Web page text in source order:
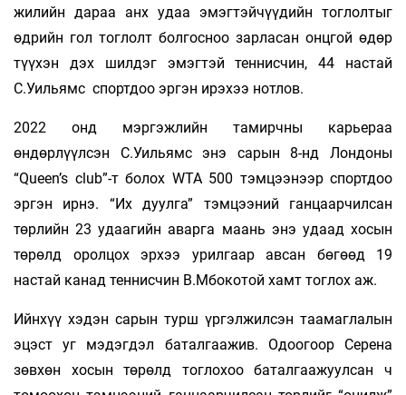
жилийн дараа анх удаа эмэгтэйчүүдийн тоглолтыг
өдрийн гол тоглолт болгосноо зарласан онцгой өдөр
түүхэн дэх шилдэг эмэгтэй теннисчин, 44 настай
С.Уильямс спортдоо эргэн ирэхээ нотлов.
2022 онд мэргэжлийн тамирчны карьераа
өндөрлүүлсэн С.Уильямс энэ сарын 8-нд Лондоны
“Queen’s сlub”-т болох WTA 500 тэмцээнээр спортдоо
эргэн ирнэ. “Их дуулга” тэмцээний ганцаарчилсан
төрлийн 23 удаагийн аварга маань энэ удаад хосын
төрөлд оролцох эрхээ урилгаар авсан бөгөөд 19
настай канад теннисчин В.Мбокотой хамт тоглох аж.
Ийнхүү хэдэн сарын турш үргэлжилсэн таамаглалын
эцэст уг мэдэгдэл баталгаажив. Одоогоор Серена
зөвхөн хосын төрөлд тоглохоо баталгаажуулсан ч